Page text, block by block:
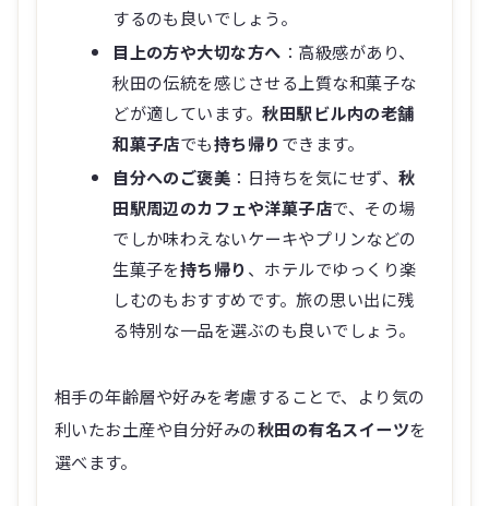
するのも良いでしょう。
目上の方や大切な方へ ：高級感があり、
秋田の伝統を感じさせる上質な和菓子な
どが適しています。秋田駅ビル内の老舗
和菓子店でも持ち帰り できます。
自分へのご褒美 ：日持ちを気にせず、秋
田駅周辺のカフェや洋菓子店で、その場
でしか味わえないケーキやプリンなどの
生菓子を持ち帰り 、ホテルでゆっくり楽
しむのもおすすめです。旅の思い出に残
る特別な一品を選ぶのも良いでしょう。
相手の年齢層や好みを考慮することで、より気の
利いたお土産や自分好みの秋田の有名スイーツを
選べます。